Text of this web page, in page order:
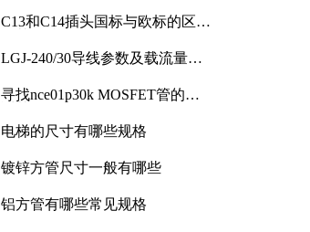
C13和C14插头国标与欧标的区别
LGJ-240/30导线参数及载流量解
寻找nce01p30k MOSFET管的合
电梯的尺寸有哪些规格
镀锌方管尺寸一般有哪些
铝方管有哪些常见规格